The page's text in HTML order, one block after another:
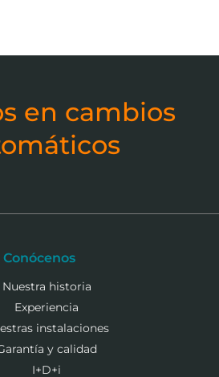
en cambios
Conócenos
Nuestra historia
Experiencia
instalaciones
y calidad
I+D+i